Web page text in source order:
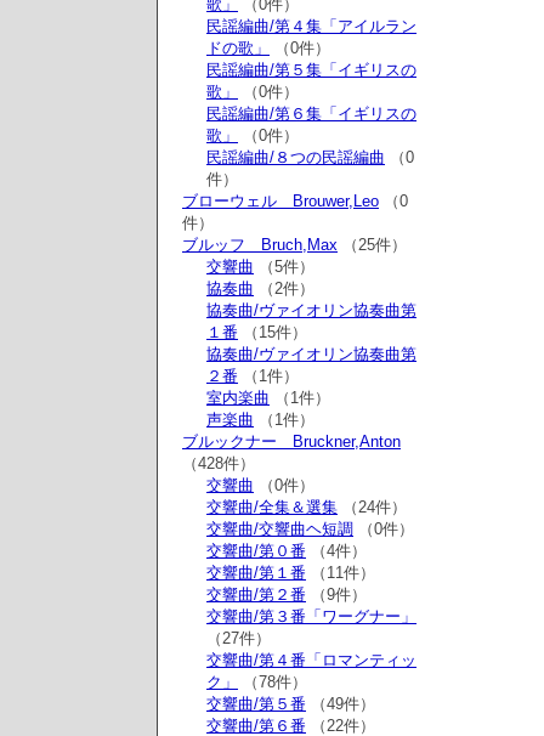
歌」
（0件）
民謡編曲/第４集「アイルラン
ドの歌」
（0件）
民謡編曲/第５集「イギリスの
歌」
（0件）
民謡編曲/第６集「イギリスの
歌」
（0件）
民謡編曲/８つの民謡編曲 （0
件）
ブローウェル Brouwer,Leo （0
件）
ブルッフ Bruch,Max （25件）
交響曲 （5件）
協奏曲 （2件）
協奏曲/ヴァイオリン協奏曲第
１番 （15件）
協奏曲/ヴァイオリン協奏曲第
２番 （1件）
室内楽曲 （1件）
声楽曲 （1件）
ブルックナー Bruckner,Anton
（428件）
交響曲 （0件）
交響曲/全集＆選集 （24件）
交響曲/交響曲ヘ短調 （0件）
交響曲/第０番 （4件）
交響曲/第１番 （11件）
交響曲/第２番 （9件）
交響曲/第３番「ワーグナー」
（27件）
交響曲/第４番「ロマンティッ
ク」
（78件）
交響曲/第５番 （49件）
交響曲/第６番 （22件）